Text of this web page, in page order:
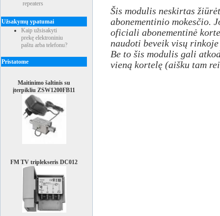
repeaters
Užsakymų ypatumai
Kaip užsisakyti
prekę elektroniniu
paštu arba telefonu?
Pristatome
Maitinimo šaltinis su
įterpikliu ZSW1200FB11
FM TV triplekseris DC012
Šis modulis neskirtas
abonementinio mokesčio.
oficiali abonementinė
naudoti beveik visų
Be to šis modulis gali
vieną kortelę (aišku tam